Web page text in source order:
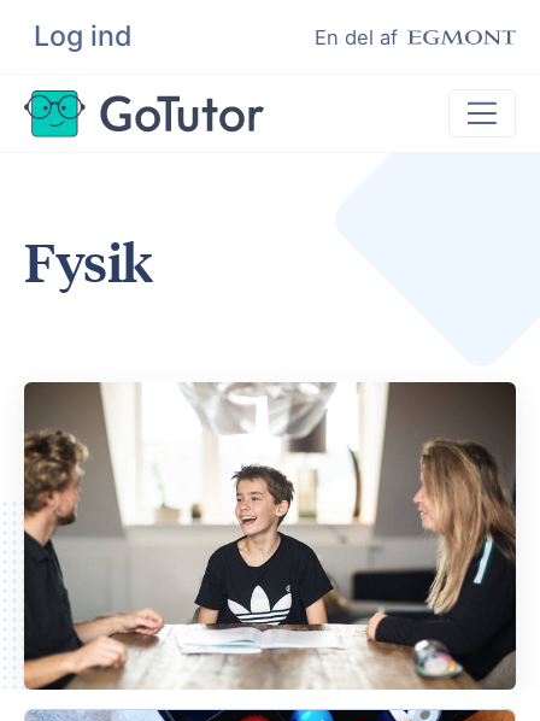
Log ind En del af
Søg
Eksamenshjælp
Hjælp til ordblinde
Fysik